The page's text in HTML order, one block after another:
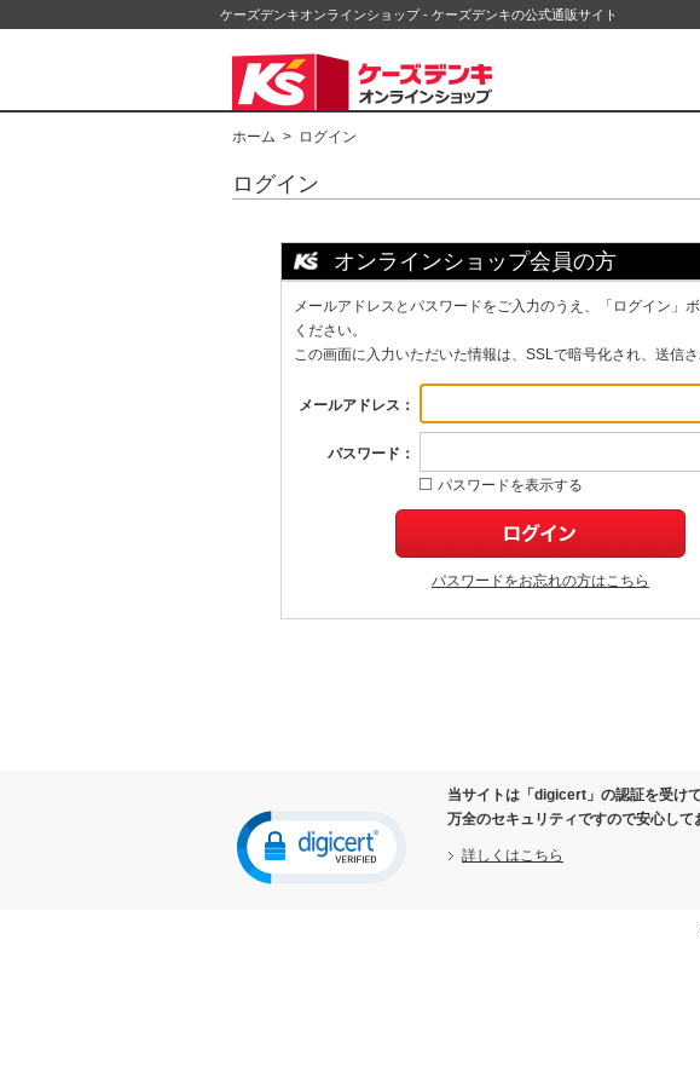
ケーズデンキオンラインショップ - ケーズデンキの公式通販サイト
ホーム > ログイン
ログイン
オンラインショップ会員の方
メールアドレスとパスワードをご入力のうえ、「ログイン」
ください。
この画面に入力いただいた情報は、SSLで暗号化され、送信さ
メールアドレス：
パスワード：
パスワードを表示する
パスワードをお忘れの方はこちら
当サイトは「digicert」の認証を受けて
万全のセキュリティですので安心し
詳しくはこちら